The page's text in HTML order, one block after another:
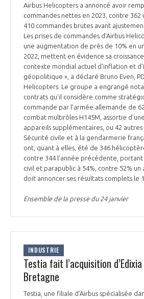
NOS MISSIONS
NOTRE HISTOIRE
LE CONSEIL DU GIFAS
L’ÉQUIPE DU GIFAS
NOS RÉSEAUX À L'INTERNATIONAL
FONCTIONNEMENT
GEADS
COMITÉ AERO PME
STARTAIR
COMMISSIONS ET COMITÉS
ACCOMPAGNEMENT DE NOS
LES PROGRAMMES DU GIFAS
UN ÉCOSYSTÈME INTÉGRÉ ET COHÉRENT
POURQUOI DEVENIR MEMBRE ?
LA MÉDIATION
LA MÉDIATION DANS LA FILIÈRE
LE MÉDIATEUR DE LA FILIÈRE
MÉDIATION ET CHARTE D’ENGAGEMENT
CLIENTS ET
LE SALON DU BOURGET
COMPÉTITIVITÉ
EMPLOI & FORMATION
LES PUBLICATIONS
DOCUMENTS & BROCHURES
Airbus Helicopters a annoncé avoir
commandes nettes en 2023, contre 362
410 commandes brutes avant
Les prises de commandes d'Airbus
une augmentation de près de 10% en
2022, mettent en évidence sa
contexte mondial actuel d'inflation et
géopolitique », a déclaré Bruno Even,
Helicopters. Le groupe a engrangé
contrats qu'il considère comme
commande par l'armée allemande de
combat multirôles H145M, assortie
appareils supplémentaires, ou 42 autres
Sécurité civile et à la gendarmerie
ont, quant à elles, été de 346
contre 344 l’année précédente, portant
civil et parapublic à 54%, contre 52% un
doit annoncer ses résultats complets le
Ensemble de la presse du 24 janvier
INDUSTRIE
Testia fait l’acquisition
Bretagne
Testia, une filiale d’Airbus spécialisée
Découvrez les avantages
Rencontres, salons,
programmes ...
DEMANDE